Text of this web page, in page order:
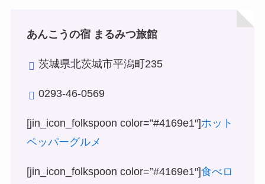
あんこうの宿 まるみつ旅館
茨城県北茨城市平潟町235
0293-46-0569
[jin_icon_folkspoon color=”#4169e1″]ホット
ペッパーグルメ
[jin_icon_folkspoon color=”#4169e1″]食べロ